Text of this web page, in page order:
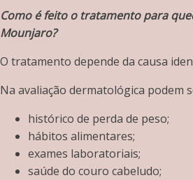
Como é feito o tratamento para
Mounjaro?
O tratamento depende da causa
Na avaliação dermatológica podem
histórico de perda de peso;
hábitos alimentares;
exames laboratoriais;
saúde do couro cabeludo;